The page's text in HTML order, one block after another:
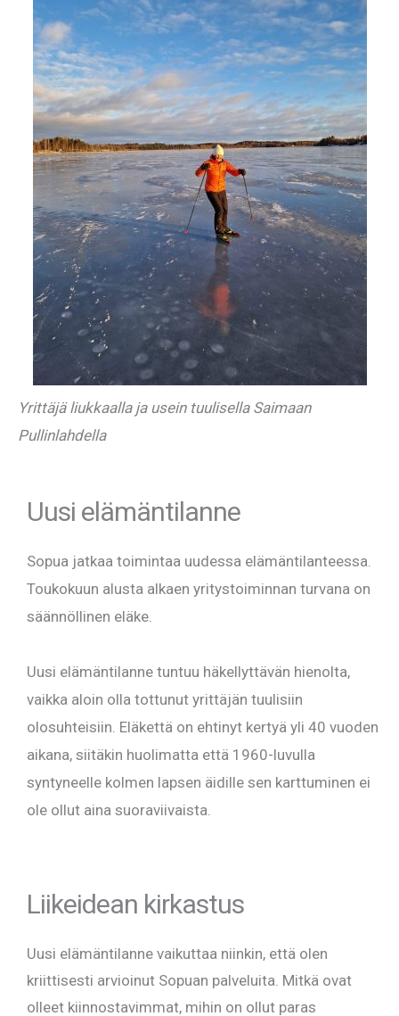
Yrittäjä liukkaalla ja usein tuulisella Saimaan
Pullinlahdella
Uusi elämäntilanne
Sopua jatkaa toimintaa uudessa elämäntilanteessa.
Toukokuun alusta alkaen yritystoiminnan turvana on
säännöllinen eläke.
Uusi elämäntilanne tuntuu häkellyttävän hienolta,
vaikka aloin olla tottunut yrittäjän tuulisiin
olosuhteisiin. Eläkettä on ehtinyt kertyä yli 40 vuoden
aikana, siitäkin huolimatta että 1960-luvulla
syntyneelle kolmen lapsen äidille sen karttuminen ei
ole ollut aina suoraviivaista.
Liikeidean kirkastus
Uusi elämäntilanne vaikuttaa niinkin, että olen
kriittisesti arvioinut Sopuan palveluita. Mitkä ovat
olleet kiinnostavimmat, mihin on ollut paras